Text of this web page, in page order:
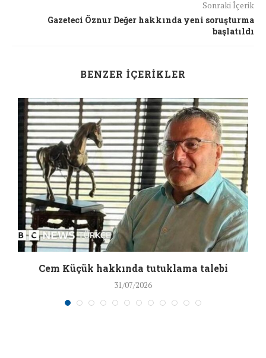
Sonraki İçerik
Gazeteci Öznur Değer hakkında yeni soruşturma
başlatıldı
BENZER İÇERIKLER
Cem Küçük hakkında tutuklama talebi
31/07/2026